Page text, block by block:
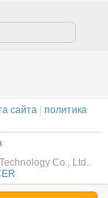
сайта | политика
Co., Ltd..